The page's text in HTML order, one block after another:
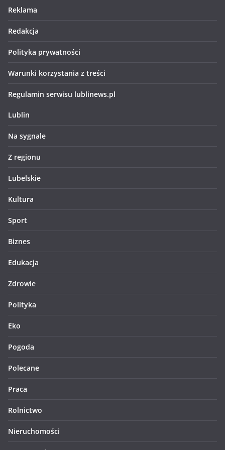
Reklama
Redakcja
Polityka prywatności
Warunki korzystania z treści
Regulamin serwisu lublinews.pl
Lublin
Na sygnale
Z regionu
Lubelskie
Kultura
Sport
Biznes
Edukacja
Zdrowie
Polityka
Eko
Pogoda
Polecane
Praca
Rolnictwo
Nieruchomości